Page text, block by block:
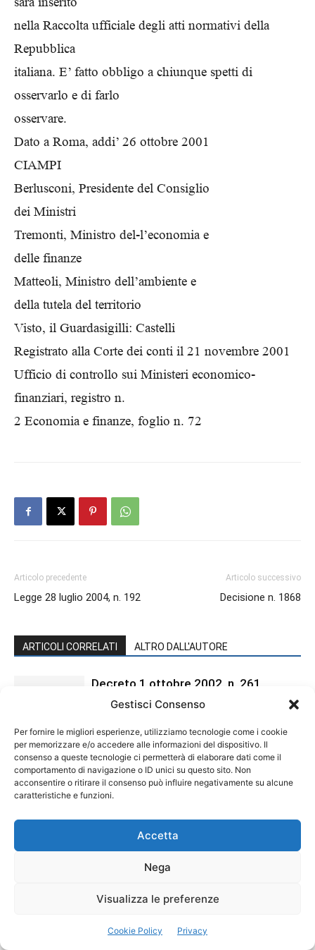
Gestisci Consenso
Per fornire le migliori esperienze, utilizziamo tecnologie come i cookie
per memorizzare e/o accedere alle informazioni del dispositivo. Il
consenso a queste tecnologie ci permetterà di elaborare dati come il
comportamento di navigazione o ID unici su questo sito. Non
acconsentire o ritirare il consenso può influire negativamente su alcune
caratteristiche e funzioni.
Accetta
Nega
Visualizza le preferenze
Cookie Policy Privacy
nella Raccolta ufficiale degli atti normativi della
Repubblica
italiana. E’ fatto obbligo a chiunque spetti di
osservarlo e di farlo
osservare.
Dato a Roma, addi’ 26 ottobre 2001
CIAMPI
Berlusconi, Presidente del Consiglio
dei Ministri
Tremonti, Ministro del-l’economia e
delle finanze
Matteoli, Ministro dell’ambiente e
della tutela del territorio
Visto, il Guardasigilli: Castelli
Registrato alla Corte dei conti il 21 novembre 2001
Ufficio di controllo sui Ministeri economico-
finanziari, registro n.
2 Economia e finanze, foglio n. 72
Articolo precedente
Legge 28 luglio 2004, n. 192
Articolo successivo
Decisione n. 1868
ARTICOLI CORRELATI ALTRO DALL'AUTORE
Decreto 1 ottobre 2002, n. 261
Provvedimento 13 gennaio 2005
Legge 22 aprile 2005, n. 58